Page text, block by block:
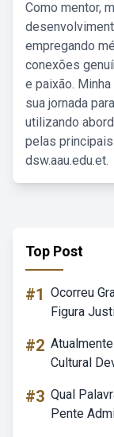
Como mentor,
empregando
conexões
e paixão.
sua jornada
utilizando
pelas
dsw.aau.edu.et.
Top Post
#1 Ocorreu
Figura
#2
Cultural
#3 Qual
Pente